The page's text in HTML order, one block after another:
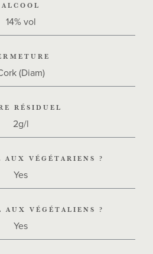
ALCOOL
14% vol
(Diam)
RÉSIDUEL
2g/l
VÉGÉTARIENS ?
Yes
VÉGÉTALIENS ?
Yes